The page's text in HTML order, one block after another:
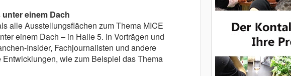
einem Dach
alle Ausstellungsflächen zum Thema MICE
einem Dach – in Halle 5. In Vorträgen und
Insider, Fachjournalisten und andere
wie zum Beispiel das Thema